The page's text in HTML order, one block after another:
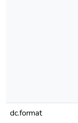
dc.format